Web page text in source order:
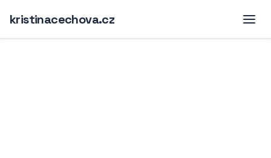
kristinacechova.cz